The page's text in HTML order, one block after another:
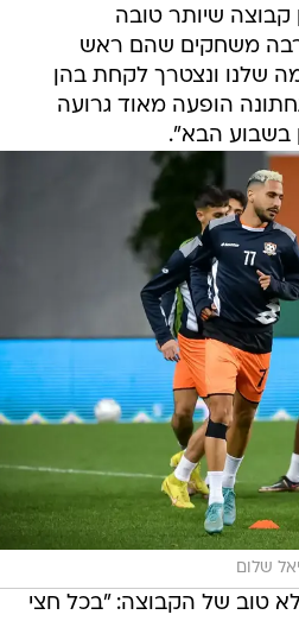
קבוצה שיותר טובה
משחקים שהם ראש
שלנו ונצטרך לקחת בהן
הופעה מאוד גרועה
בשבוע הבא".
שלום
טוב של הקבוצה: "בכל חצי